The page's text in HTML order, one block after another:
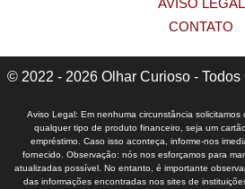
AVISO LEGAL
CONTATO
© 2022 - 2026 Olhar Curioso -
Aviso Legal: Em nenhuma circunstância
qualquer tipo de produto financeiro, seja um
empréstimo. Caso isso aconteça, informe-nos
fornecido. Observação: nós nos esforçamos para
atualizadas possível. No entanto, é importante
das informações encontradas nos sites de